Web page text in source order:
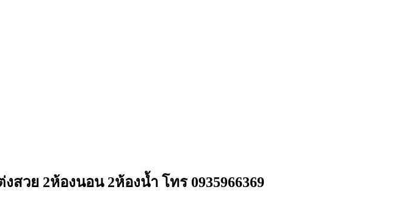
วย 2ห้องนอน 2ห้องน้ำ โทร 0935966369